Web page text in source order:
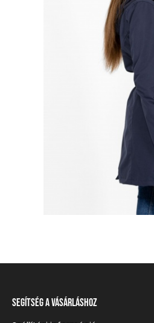
Segítség a vásárláshoz